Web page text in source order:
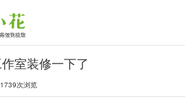
室装修一下了
次浏览